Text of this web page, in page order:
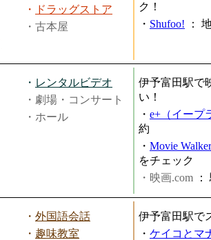
・
ドラッグストア
・古本屋
ク！
・ Shufoo! ：
・ レンタルビデオ
・劇場・コンサート
・ホール
伊予富田駅で
い！
・ e+（イープ
約
・ Movie Walker
をチェック
・映画.com ：
・ 外国語会話
・ 趣味教室
伊予富田駅で
・ ケイコとマ